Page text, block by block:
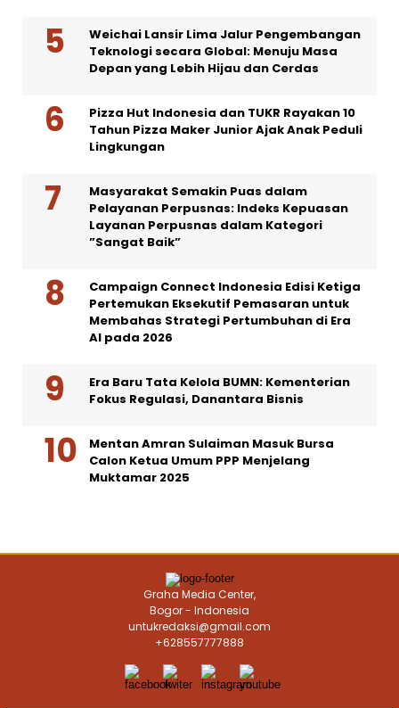
Weichai Lansir Lima Jalur Pengembangan
Teknologi secara Global: Menuju Masa
Depan yang Lebih Hijau dan Cerdas
Pizza Hut Indonesia dan TUKR Rayakan 10
Tahun Pizza Maker Junior Ajak Anak Peduli
Lingkungan
Masyarakat Semakin Puas dalam
Pelayanan Perpusnas: Indeks Kepuasan
Layanan Perpusnas dalam Kategori
”Sangat Baik”
Campaign Connect Indonesia Edisi Ketiga
Pertemukan Eksekutif Pemasaran untuk
Membahas Strategi Pertumbuhan di Era
AI pada 2026
Era Baru Tata Kelola BUMN: Kementerian
Fokus Regulasi, Danantara Bisnis
Mentan Amran Sulaiman Masuk Bursa
Calon Ketua Umum PPP Menjelang
Muktamar 2025
Graha Media Center,
Bogor - Indonesia
untukredaksi@gmail.com
+628557777888